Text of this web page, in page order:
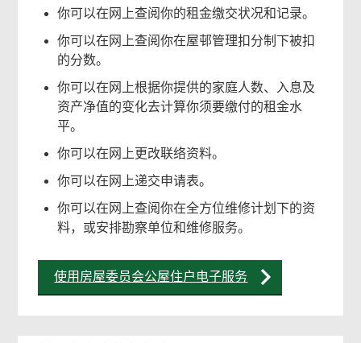
你可以在网上查阅你的租金缴交状况和记录。
你可以在网上查阅你在屋邨管理扣分制下被扣
的分数。
你可以在网上根据你提供的家庭人数、入息及
资产净值的变化去计算你须要缴付的租金水
平。
你可以在网上更改联络资料。
你可以在网上递交申请表。
你可以在网上查阅你在全方位维修计划下的资
料，或安排勘察单位和维修服务。
使用房屋委员会公屋住户电子服务